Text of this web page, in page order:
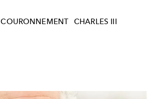
COURONNEMENT CHARLES III